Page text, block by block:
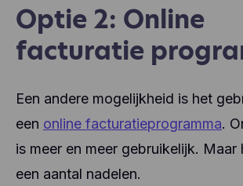
Optie 2: Online
facturatie
Een andere mogelijkheid is het
een online facturatieprogramma.
is meer en meer gebruikelijk.
een aantal nadelen.